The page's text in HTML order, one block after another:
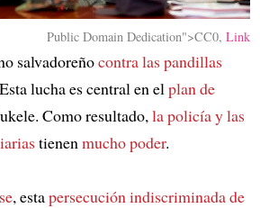
Public Domain Dedication">CC0,Link
salvadoreñocontra las pandillas
lucha es central en elplan de
Como resultado,la policía y las
tienenmucho poder.
, estapersecución indiscriminada de